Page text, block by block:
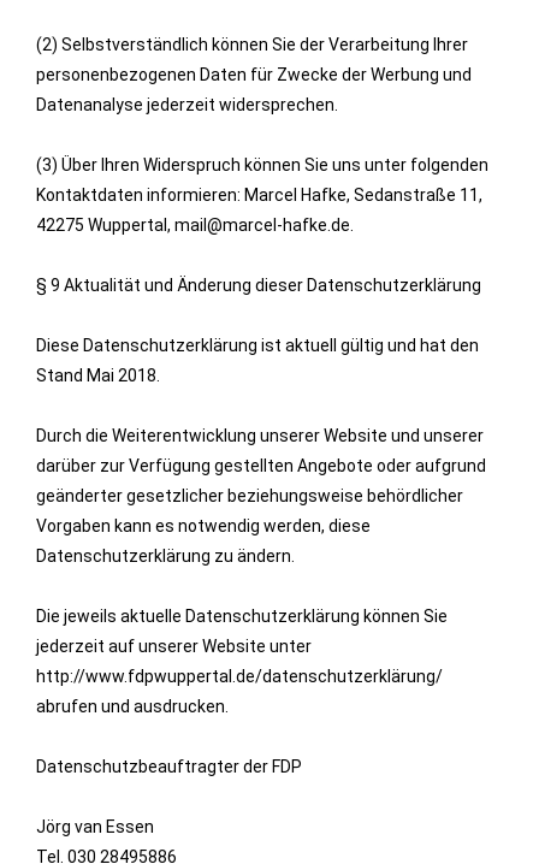
(2) Selbstverständlich können Sie der Verarbeitung Ihrer
personenbezogenen Daten für Zwecke der Werbung und
Datenanalyse jederzeit widersprechen.
(3) Über Ihren Widerspruch können Sie uns unter folgenden
Kontaktdaten informieren: Marcel Hafke, Sedanstraße 11,
42275 Wuppertal, mail@marcel-hafke.de.
§ 9 Aktualität und Änderung dieser Datenschutzerklärung
Diese Datenschutzerklärung ist aktuell gültig und hat den
Stand Mai 2018.
Durch die Weiterentwicklung unserer Website und unserer
darüber zur Verfügung gestellten Angebote oder aufgrund
geänderter gesetzlicher beziehungsweise behördlicher
Vorgaben kann es notwendig werden, diese
Datenschutzerklärung zu ändern.
Die jeweils aktuelle Datenschutzerklärung können Sie
jederzeit auf unserer Website unter
http://www.fdpwuppertal.de/datenschutzerklärung/
abrufen und ausdrucken.
Datenschutzbeauftragter der FDP
Jörg van Essen
Tel. 030 28495886